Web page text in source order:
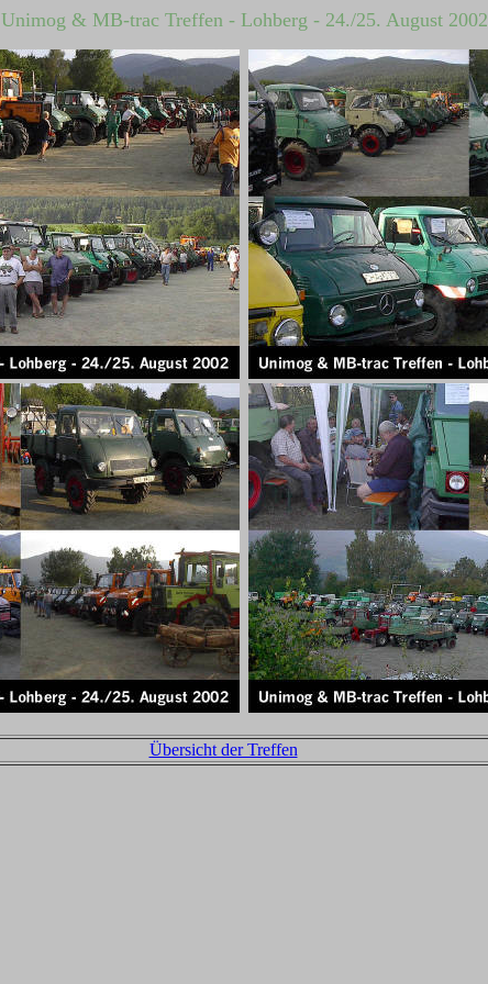
Unimog & MB-trac Treffen - Lohberg - 24./25. August 2002
Übersicht der Treffen